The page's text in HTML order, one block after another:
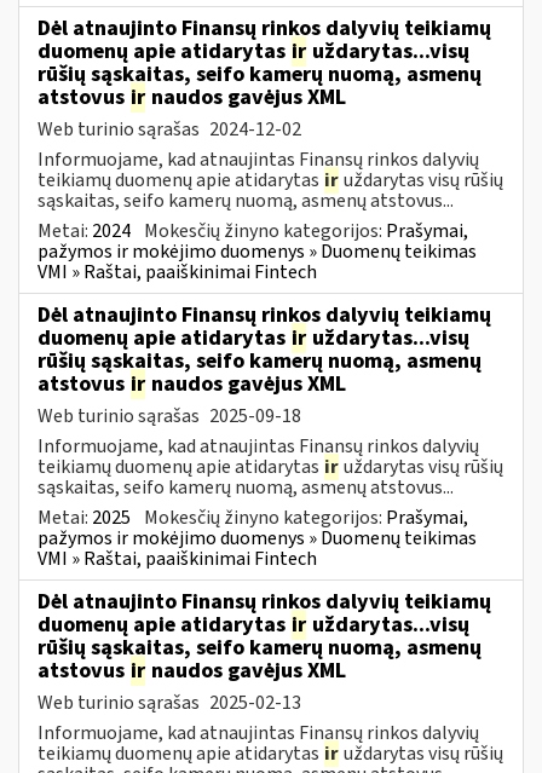
Dėl atnaujinto Finansų rinkos dalyvių teikiamų
duomenų apie atidarytas ir uždarytas...visų
rūšių sąskaitas, seifo kamerų nuomą, asmenų
atstovus ir naudos gavėjus XML
Web turinio sąrašas 2024-12-02
Informuojame, kad atnaujintas Finansų rinkos dalyvių
teikiamų duomenų apie atidarytas iruždarytas visų rūšių
sąskaitas, seifo kamerų nuomą, asmenų atstovus...
Metai: 2024 Mokesčių žinyno kategorijos: Prašymai,
pažymos ir mokėjimo duomenys » Duomenų teikimas
VMI » Raštai, paaiškinimai Fintech
Dėl atnaujinto Finansų rinkos dalyvių teikiamų
duomenų apie atidarytas ir uždarytas...visų
rūšių sąskaitas, seifo kamerų nuomą, asmenų
atstovus ir naudos gavėjus XML
Web turinio sąrašas 2025-09-18
Informuojame, kad atnaujintas Finansų rinkos dalyvių
teikiamų duomenų apie atidarytas iruždarytas visų rūšių
sąskaitas, seifo kamerų nuomą, asmenų atstovus...
Metai: 2025 Mokesčių žinyno kategorijos: Prašymai,
pažymos ir mokėjimo duomenys » Duomenų teikimas
VMI » Raštai, paaiškinimai Fintech
Dėl atnaujinto Finansų rinkos dalyvių teikiamų
duomenų apie atidarytas ir uždarytas...visų
rūšių sąskaitas, seifo kamerų nuomą, asmenų
atstovus ir naudos gavėjus XML
Web turinio sąrašas 2025-02-13
Informuojame, kad atnaujintas Finansų rinkos dalyvių
teikiamų duomenų apie atidarytas iruždarytas visų rūšių